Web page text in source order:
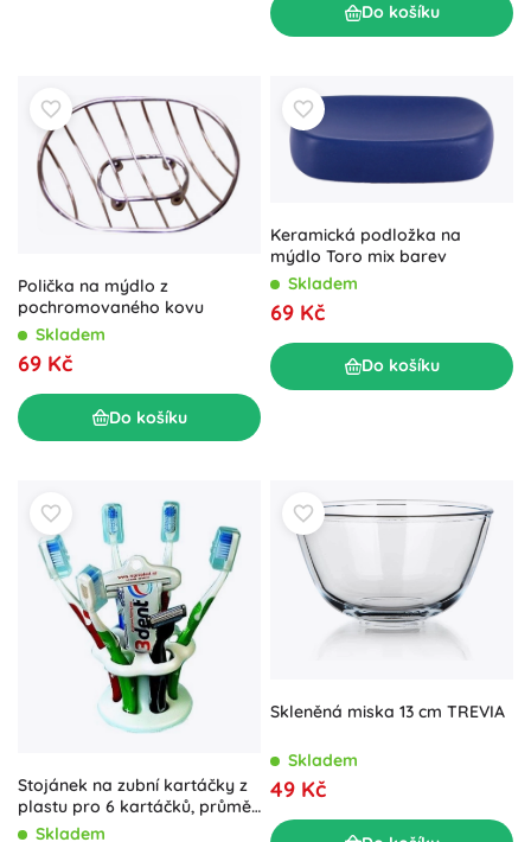
Do košíku
Polička na mýdlo z
pochromovaného kovu
Skladem
69 Kč
Do košíku
Keramická podložka na
mýdlo Toro mix barev
Skladem
69 Kč
Do košíku
Stojánek na zubní kartáčky z
plastu pro 6 kartáčků, průměr
10,5 cm
Skladem
Skleněná miska 13 cm TREVIA
Skladem
49 Kč